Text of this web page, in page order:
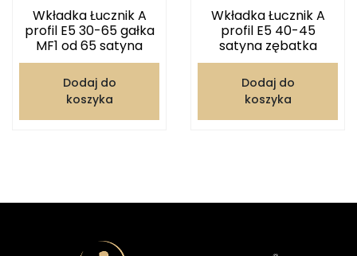
Wkładka Łucznik A
profil E5 30-65 gałka
MF1 od 65 satyna
Dodaj do
koszyka
Wkładka Łucznik A
profil E5 40-45
satyna zębatka
Dodaj do
koszyka